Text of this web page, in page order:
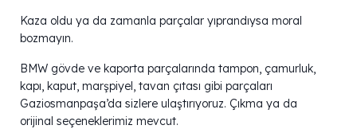
Kaza oldu ya da zamanla parçalar yıprandıysa moral
bozmayın.
BMW gövde ve kaporta parçalarında tampon, çamurluk,
kapı, kaput, marşpiyel, tavan çıtası gibi parçaları
Gaziosmanpaşa’da sizlere ulaştırıyoruz. Çıkma ya da
orijinal seçeneklerimiz mevcut.